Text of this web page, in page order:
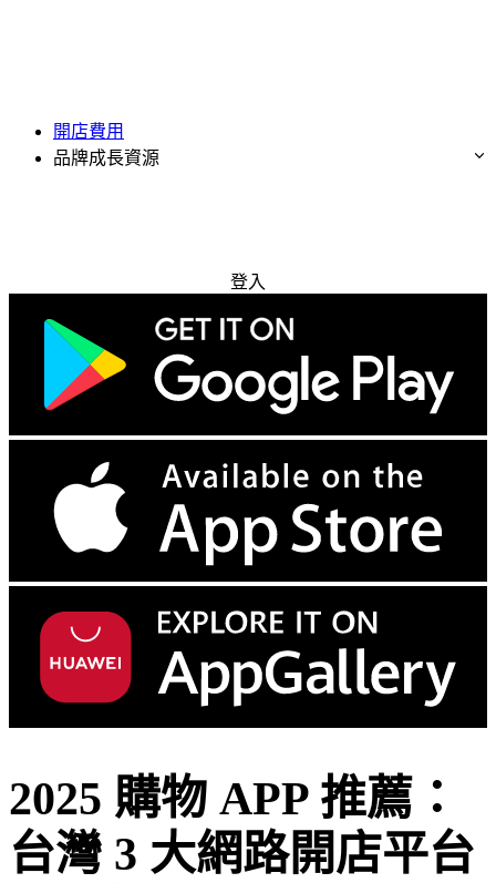
開店費用
品牌成長資源
登入
2025 購物 APP 推薦：
台灣 3 大網路開店平台